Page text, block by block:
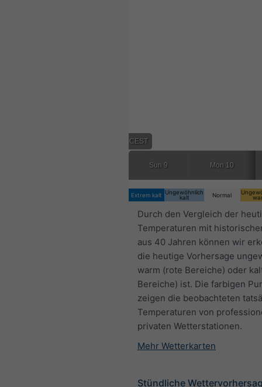
14:00 CEST
Sun 9 Mon 10
Extrem kalt
Ungewöhnlich
kalt
Normal
Durch den Vergleich der
Temperaturen mit
aus 40 Jahren können wir
die heutige Vorhersage
warm (rote Bereiche) oder
Bereiche) ist. Die farbigen
zeigen die beobachteten
Temperaturen von
privaten Wetterstationen.
Mehr Wetterkarten
Stündliche